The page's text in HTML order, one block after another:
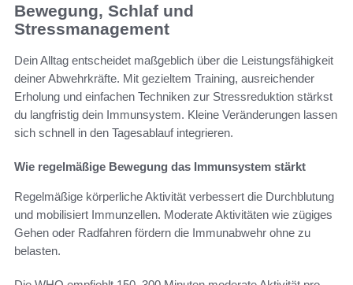
Bewegung, Schlaf und
Stressmanagement
Dein Alltag entscheidet maßgeblich über die Leistungsfähigkeit
deiner Abwehrkräfte. Mit gezieltem Training, ausreichender
Erholung und einfachen Techniken zur Stressreduktion stärkst
du langfristig dein Immunsystem. Kleine Veränderungen lassen
sich schnell in den Tagesablauf integrieren.
Wie regelmäßige Bewegung das Immunsystem stärkt
Regelmäßige körperliche Aktivität verbessert die Durchblutung
und mobilisiert Immunzellen. Moderate Aktivitäten wie zügiges
Gehen oder Radfahren fördern die Immunabwehr ohne zu
belasten.